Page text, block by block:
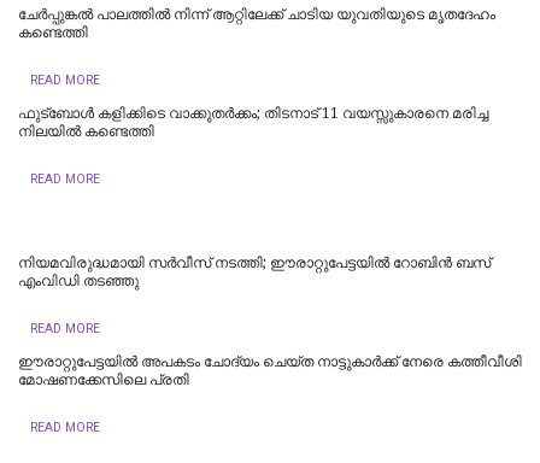
ചേർപ്പുങ്കൽ പാലത്തിൽ നിന്ന് ആറ്റിലേക്ക് ചാടിയ യുവതിയുടെ മൃതദേഹം
കണ്ടെത്തി
READ MORE
ഫുട്‌ബോള്‍ കളിക്കിടെ വാക്കുതര്‍ക്കം; തിടനാട് 11 വയസ്സുകാരനെ മരിച്ച
നിലയില്‍ കണ്ടെത്തി
READ MORE
നിയമവിരുദ്ധമായി സര്‍വീസ് നടത്തി; ഈരാറ്റുപേട്ടയില്‍ റോബിന്‍ ബസ്
എംവിഡി തടഞ്ഞു
READ MORE
ഈരാറ്റുപേട്ടയില്‍ അപകടം ചോദ്യം ചെയ്ത നാട്ടുകാര്‍ക്ക് നേരെ കത്തീവീശി
മോഷണക്കേസിലെ പ്രതി
READ MORE